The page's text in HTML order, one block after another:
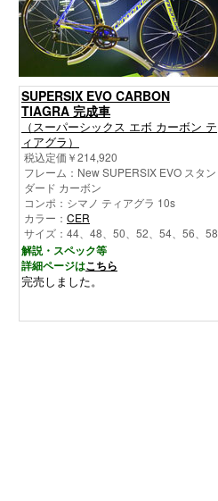
SUPERSIX EVO CARBON
TIAGRA 完成車
（スーパーシックス エボ カーボン テ
ィアグラ）
税込定価￥214,920
フレーム：New SUPERSIX EVO スタン
ダード カーボン
コンポ：シマノ ティアグラ 10s
カラー： CER
サイズ：44、48、50、52、54、56、58
解説・スペック等
詳細ページはこちら
完売しました。